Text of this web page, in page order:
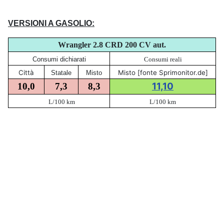
VERSIONI A GASOLIO:
Wrangler 2.8 CRD 200 CV aut.
Consumi dichiarati Consumi reali
Città Statale Misto Misto [fonte Sprimonitor.de]
10,0 7,3 8,3 11,10
L/100 km L/100 km